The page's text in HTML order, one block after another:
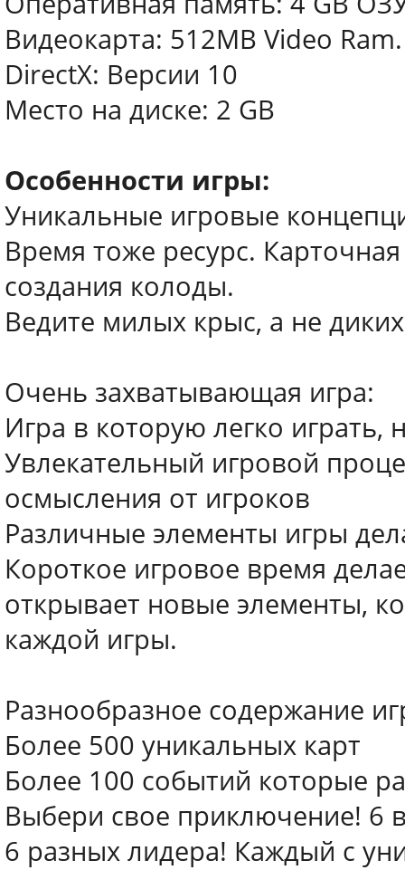
Видеокарта: 512MB Video Ram.
DirectX: Версии 10
Место на диске: 2 GB
Особенности игры:
Уникальные игровые
Время тоже ресурс.
создания колоды.
Ведите милых крыс, а не
Очень захватывающая игра:
Игра в которую легко играть,
Увлекательный игровой
осмысления от игроков
Различные элементы игры
Короткое игровое время
открывает новые элементы,
каждой игры.
Разнообразное содержание
Более 500 уникальных карт
Более 100 событий которые
Выбери свое приключение! 6
6 разных лидера! Каждый с